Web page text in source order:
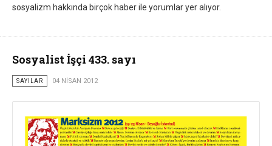
sosyalizm hakkında birçok haber ile yorumlar yer alıyor.
Sosyalist İşçi 433. sayı
SAYILAR 04 NISAN 2012